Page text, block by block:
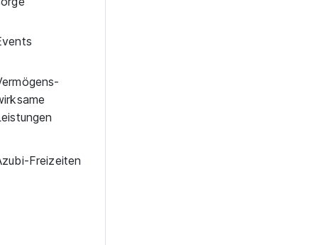
Frei­zei­ten